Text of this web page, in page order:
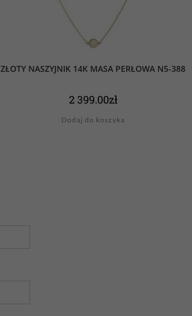
ZŁOTY NASZYJNIK 14K MASA PERŁOWA N5-388
2 399.00zł
Dodaj do koszyka